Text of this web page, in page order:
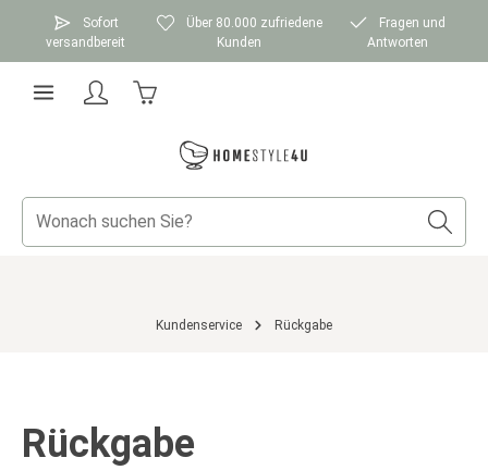
Zum Hauptinhalt springen
Sofort
versandbereit
Über 80.000 zufriedene
Kunden
Fragen und
Antworten
Kundenservice Rückgabe
Rückgabe